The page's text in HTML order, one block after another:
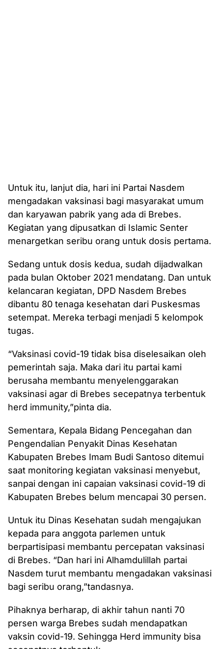
Untuk itu, lanjut dia, hari ini Partai Nasdem
mengadakan vaksinasi bagi masyarakat umum
dan karyawan pabrik yang ada di Brebes.
Kegiatan yang dipusatkan di Islamic Senter
menargetkan seribu orang untuk dosis pertama.
Sedang untuk dosis kedua, sudah dijadwalkan
pada bulan Oktober 2021 mendatang. Dan untuk
kelancaran kegiatan, DPD Nasdem Brebes
dibantu 80 tenaga kesehatan dari Puskesmas
setempat. Mereka terbagi menjadi 5 kelompok
tugas.
“Vaksinasi covid-19 tidak bisa diselesaikan oleh
pemerintah saja. Maka dari itu partai kami
berusaha membantu menyelenggarakan
vaksinasi agar di Brebes secepatnya terbentuk
herd immunity,”pinta dia.
Sementara, Kepala Bidang Pencegahan dan
Pengendalian Penyakit Dinas Kesehatan
Kabupaten Brebes Imam Budi Santoso ditemui
saat monitoring kegiatan vaksinasi menyebut,
sanpai dengan ini capaian vaksinasi covid-19 di
Kabupaten Brebes belum mencapai 30 persen.
Untuk itu Dinas Kesehatan sudah mengajukan
kepada para anggota parlemen untuk
berpartisipasi membantu percepatan vaksinasi
di Brebes. “Dan hari ini Alhamdulillah partai
Nasdem turut membantu mengadakan vaksinasi
bagi seribu orang,”tandasnya.
Pihaknya berharap, di akhir tahun nanti 70
persen warga Brebes sudah mendapatkan
vaksin covid-19. Sehingga Herd immunity bisa